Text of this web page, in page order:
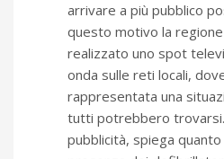
arrivare a più pubblico
questo motivo la
realizzato uno spot
onda sulle reti locali,
rappresentata una
tutti potrebbero
pubblicità, spiega